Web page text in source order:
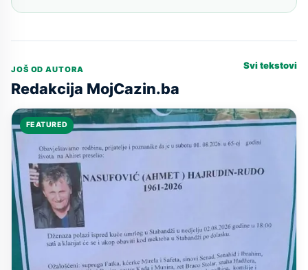
JOŠ OD AUTORA
Redakcija MojCazin.ba
Svi tekstovi
FEATURED